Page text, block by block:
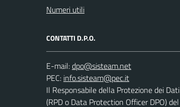
Numeri utili
CONTATTI D.P.O.
E-mail:
PEC:
Il Responsabile della Protezione dei Dati
(RPD o Data Protection Officer DPO) del